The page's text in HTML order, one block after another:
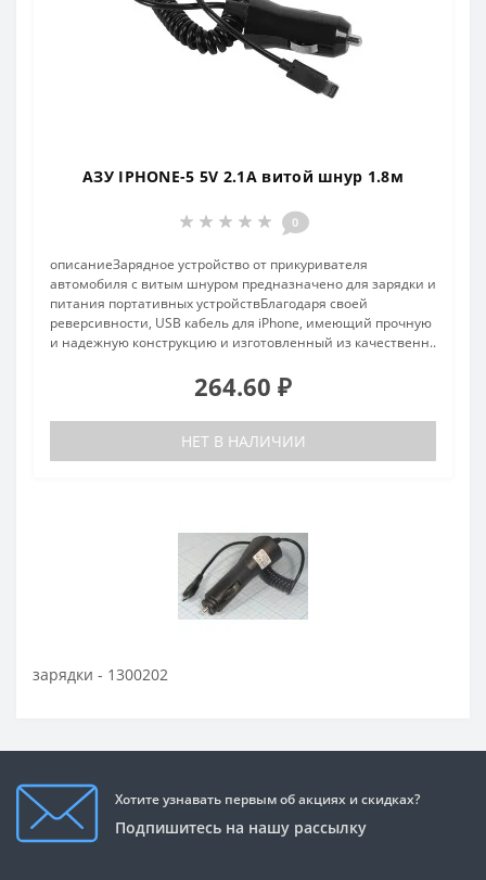
АЗУ IPHONE-5 5V 2.1A витой шнур 1.8м
0
описаниеЗарядное устройство от прикуривателя
автомобиля с витым шнуром предназначено для зарядки и
питания портативных устройствБлагодаря своей
реверсивности, USB кабель для iPhone, имеющий прочную
и надежную конструкцию и изготовленный из качественн..
264.60 ₽
НЕТ В НАЛИЧИИ
зарядки - 1300202
Хотите узнавать первым об акциях и скидках?
Подпишитесь на нашу рассылку